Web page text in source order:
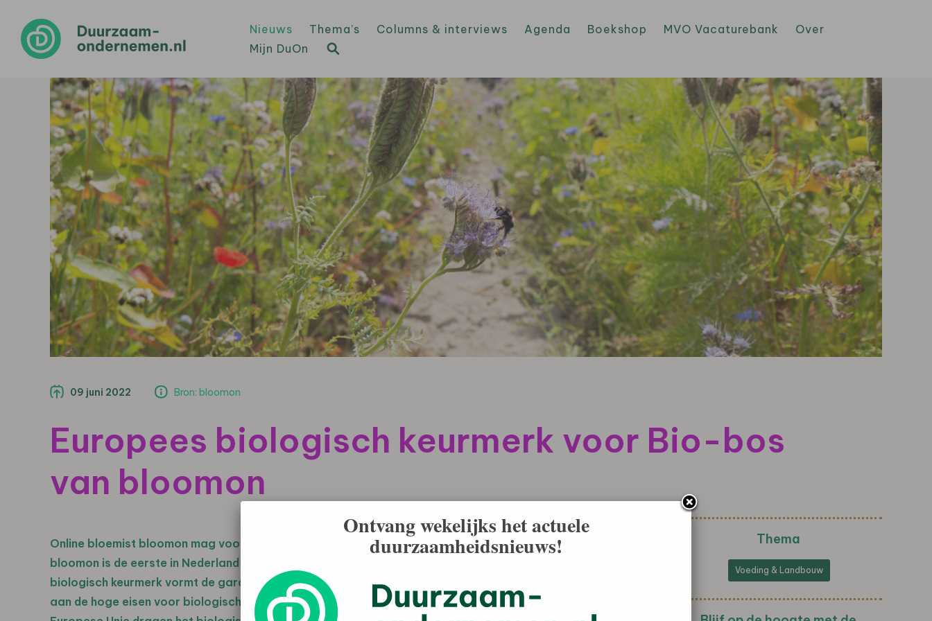
Nieuws Thema’s Columns & interviews Agenda Boekshop MVO Vacaturebank
Over
Mijn DuOn
09 juni 2022 Bron: bloomon
Europees biologisch keurmerk voor Bio-bos
van bloomon
Online bloemist bloomon mag voor de Bio-bos het Europees biologisch keurmerk voeren. Een primeur:
bloomon is de eerste in Nederland die een gecertificeerd gemengd boeket uitbrengt. Het Europees
biologisch keurmerk vormt de garantie dat gecertificeerde producten voldoen aan de EU-regels en
aan de hoge eisen voor biologische productie. Alle goedgekeurde biologische producten uit de
Thema
Voeding & Landbouw
Ontvang wekelijks het actuele
duurzaamheidsnieuws!